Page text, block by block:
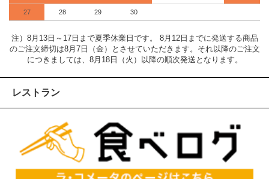
27 28 29 30
注）8月13日～17日まで夏季休業日です。 8月12日までに発送する商品
のご注文締切は8月7日（金）とさせていただきます。それ以降のご注文
につきましては、8月18日（火）以降の順次発送となります。
レストラン